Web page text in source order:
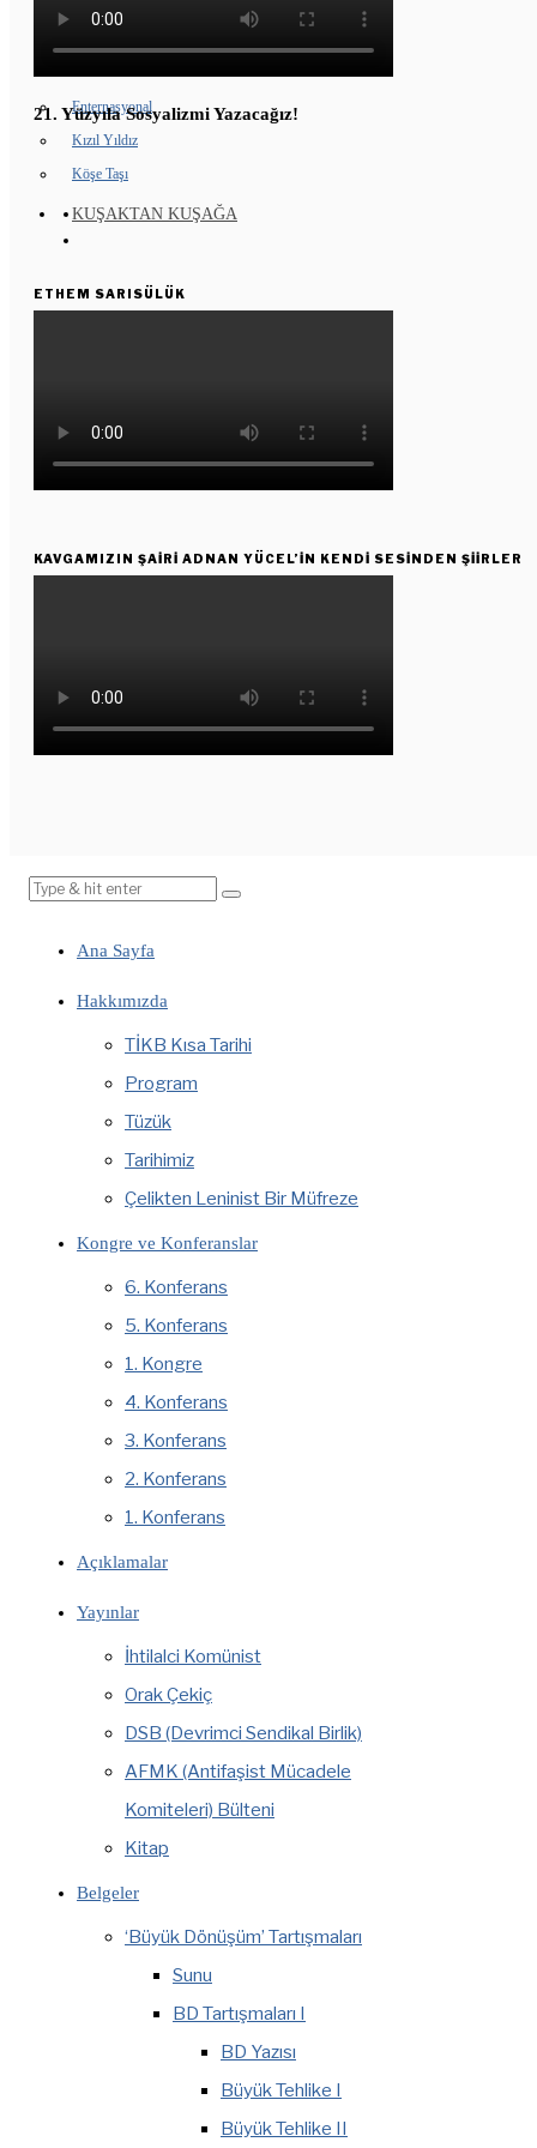
GENÇ KOMÜNARLAR
Enternasyonal
Kızıl Yıldız
Köşe Taşı
KUŞAKTAN KUŞAĞA
21. Yüzyıla Sosyalizmi Yazacağız!
ETHEM SARISÜLÜK
KAVGAMIZIN ŞAIRI ADNAN YÜCEL’IN KENDI SESINDEN ŞIIRLER
Ana Sayfa
Hakkımızda
TİKB Kısa Tarihi
Program
Tüzük
Tarihimiz
Çelikten Leninist Bir Müfreze
Kongre ve Konferanslar
6. Konferans
5. Konferans
1. Kongre
4. Konferans
3. Konferans
2. Konferans
1. Konferans
Açıklamalar
Yayınlar
İhtilalci Komünist
Orak Çekiç
DSB (Devrimci Sendikal Birlik)
AFMK (Antifaşist Mücadele
Komiteleri) Bülteni
Kitap
Belgeler
‘Büyük Dönüşüm’ Tartışmaları
Sunu
BD Tartışmaları I
BD Yazısı
Büyük Tehlike I
Büyük Tehlike II